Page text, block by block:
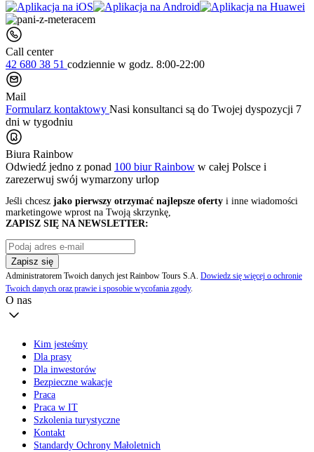
Call center
42 680 38 51 codziennie w godz. 8:00-22:00
Mail
Formularz kontaktowy Nasi konsultanci są do Twojej dyspozycji 7
dni w tygodniu
Biura Rainbow
Odwiedź jedno z ponad 100 biur Rainbow w całej Polsce i
zarezerwuj swój wymarzony urlop
Jeśli chcesz jako pierwszy otrzymać najlepsze oferty i inne wiadomości
marketingowe wprost na Twoją skrzynkę,
ZAPISZ SIĘ NA NEWSLETTER:
Zapisz się
Administratorem Twoich danych jest Rainbow Tours S.A. Dowiedz się więcej o ochronie
Twoich danych oraz prawie i sposobie wycofania zgody.
O nas
Kim jesteśmy
Dla prasy
Dla inwestorów
Bezpieczne wakacje
Praca
Praca w IT
Szkolenia turystyczne
Kontakt
Standardy Ochrony Małoletnich